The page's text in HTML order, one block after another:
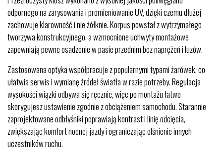
odpornego na zarysowania i promieniowanie UV, dzięki czemu dłużej
zachowuje klarowność i nie żółknie. Korpus powstał z wytrzymałego
tworzywa konstrukcyjnego, a wzmocnione uchwyty montażowe
zapewniają pewne osadzenie w pasie przednim bez naprężeń i luzów.
Zastosowana optyka współpracuje z popularnymi typami żarówek, co
ułatwia serwis i wymianę źródeł światła w razie potrzeby. Regulacja
wysokości wiązki odbywa się ręcznie, więc po montażu łatwo
skorygujesz ustawienie zgodnie z obciążeniem samochodu. Starannie
zaprojektowane odbłyśniki poprawiają kontrast i linię odcięcia,
zwiększając komfort nocnej jazdy i ograniczając olśnienie innych
uczestników ruchu.